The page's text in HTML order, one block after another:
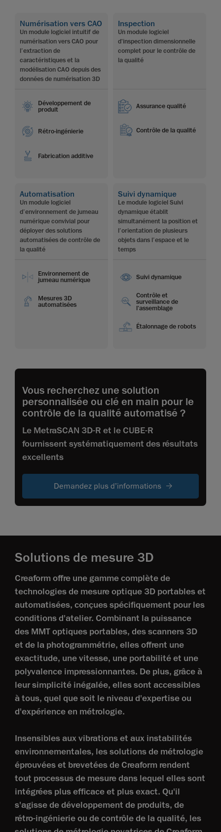
Numérisation vers CAO
Un module logiciel intuitif de
numérisation vers CAO pour
l’extraction de
caractéristiques et la
modélisation CAO depuis des
données de numérisation 3D
Développement de
produit
Rétro-ingénierie
Fabrication additive
Inspection
Un module logiciel
d'inspection dimensionnelle
complet pour le contrôle de
la qualité
Assurance qualité
Contrôle de la qualité
Automatisation
Un module logiciel
d’environnement de jumeau
numérique convivial pour
déployer des solutions
automatisées de contrôle de
la qualité
Environnement de
jumeau numérique
Mesures 3D
automatisées
Suivi dynamique
Le module logiciel Suivi
dynamique établit
simultanément la position et
l’orientation de plusieurs
objets dans l’espace et le
temps
Suivi dynamique
Contrôle et
surveillance de
l'assemblage
Étalonnage de robots
Vous recherchez une solution
personnalisée ou clé en main pour le
contrôle de la qualité automatisé ?
Le MetraSCAN 3D-R et le CUBE-R
fournissent systématiquement des résultats
excellents
Demandez plus d’informations
Solutions de mesure 3D
Creaform offre une gamme complète de
technologies de mesure optique 3D portables et
automatisées, conçues spécifiquement pour les
conditions d'atelier. Combinant la puissance
des MMT optiques portables, des scanners 3D
et de la photogrammétrie, elles offrent une
exactitude, une vitesse, une portabilité et une
polyvalence impressionnantes. De plus, grâce à
leur simplicité inégalée, elles sont accessibles
à tous, quel que soit le niveau d'expertise ou
d'expérience en métrologie.
Insensibles aux vibrations et aux instabilités
environnementales, les solutions de métrologie
éprouvées et brevetées de Creaform rendent
tout processus de mesure dans lequel elles sont
intégrées plus efficace et plus exact. Qu'il
s'agisse de développement de produits, de
rétro-ingénierie ou de contrôle de la qualité, les